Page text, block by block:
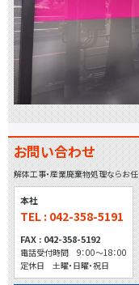
お問い合わせ
解体工事・産業廃棄物処理ならお
本社
TEL : 042-358-5191
FAX : 042-358-5192
電話受付時間 9：00～18：00
定休日 土曜・日曜・祝日